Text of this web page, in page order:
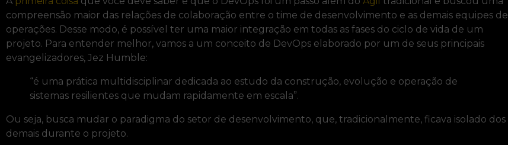
compreensão maior das relações de colaboração entre o time de desenvolvimento e as demais equipes de
operações. Desse modo, é possível ter uma maior integração em todas as fases do ciclo de vida de um
projeto. Para entender melhor, vamos a um conceito de DevOps elaborado por um de seus principais
evangelizadores, Jez Humble:
“é uma prática multidisciplinar dedicada ao estudo da construção, evolução e operação de
sistemas resilientes que mudam rapidamente em escala”.
Ou seja, busca mudar o paradigma do setor de desenvolvimento, que, tradicionalmente, ficava isolado dos
demais durante o projeto.